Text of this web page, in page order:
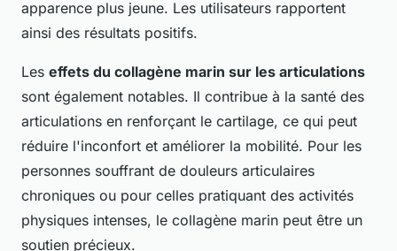
apparence plus jeune. Les utilisateurs rapportent
ainsi des résultats positifs.
Les effets du collagène marin sur les articulations
sont également notables. Il contribue à la santé des
articulations en renforçant le cartilage, ce qui peut
réduire l'inconfort et améliorer la mobilité. Pour les
personnes souffrant de douleurs articulaires
chroniques ou pour celles pratiquant des activités
physiques intenses, le collagène marin peut être un
soutien précieux.